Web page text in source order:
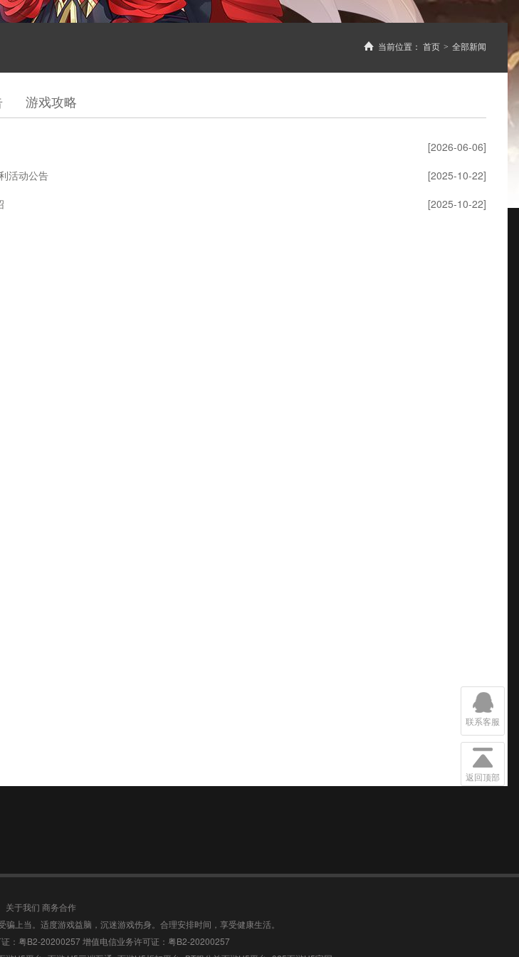
当前位置： 首页 > 全部新闻
游戏攻略
[2026-06-06]
[2025-10-22]
活动公告
[2025-10-22]
关于我们 商务合作
上当。适度游戏益脑，沉迷游戏伤身。合理安排时间，享受健康生活。
：粤B2-20200257增值电信业务许可证：粤B2-20200257
联系客服
返回顶部